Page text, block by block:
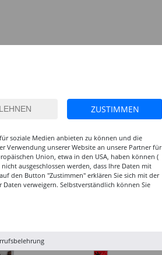
ZUSTIMMEN
soziale Medien anbieten zu können und die
Verwendung unserer Website an unsere Partner für
Union, etwa in den USA, haben können (
ausgeschlossen werden, dass Ihre Daten mit
den Button "Zustimmen" erklären Sie sich mit der
verweigern. Selbstverständlich können Sie